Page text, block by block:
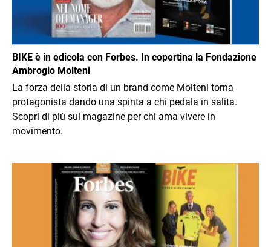
BIKE è in edicola con Forbes. In copertina la Fondazione
Ambrogio Molteni
La forza della storia di un brand come Molteni torna
protagonista dando una spinta a chi pedala in salita.
Scopri di più sul magazine per chi ama vivere in
movimento.